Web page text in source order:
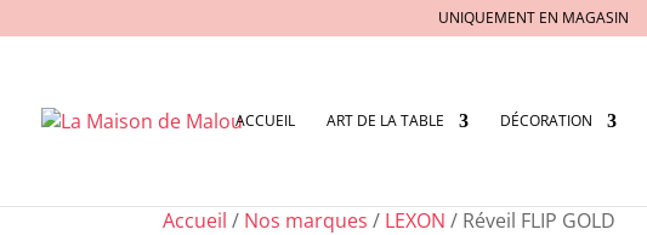
UNIQUEMENT EN MAGASIN
ACCUEIL ART DE LA TABLE DÉCORATION
Accueil / Nos marques / LEXON / Réveil FLIP GOLD